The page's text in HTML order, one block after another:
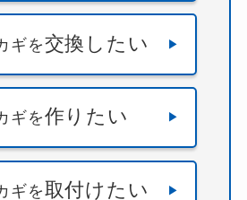
ギを交換したい
ギを作りたい
ギを取付けたい